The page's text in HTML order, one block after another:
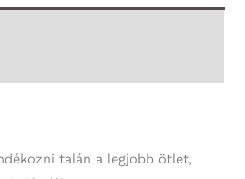
talán a legjobb ötlet,